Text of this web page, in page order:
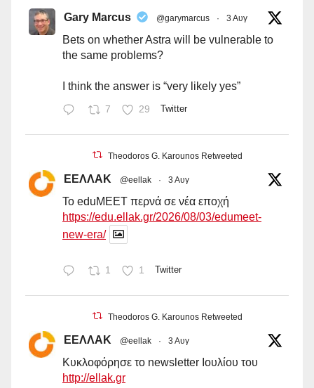
Gary Marcus @garymarcus · 3 Αυγ
Bets on whether Astra will be vulnerable to
the same problems?
I think the answer is “very likely yes”
7 29 Twitter
Theodoros G. Karounos Retweeted
ΕΕΛΛΑΚ @eellak · 3 Αυγ
Το eduMEET περνά σε νέα εποχή
https://edu.ellak.gr/2026/08/03/edumeet-
new-era/
1 1 Twitter
Theodoros G. Karounos Retweeted
ΕΕΛΛΑΚ @eellak · 3 Αυγ
Κυκλοφόρησε το newsletter Ιουλίου του
http://ellak.gr